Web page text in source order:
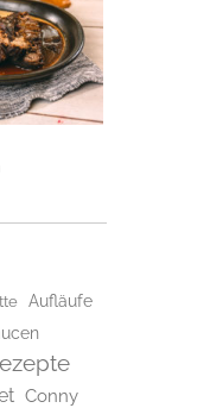
Aufläufe
Conny